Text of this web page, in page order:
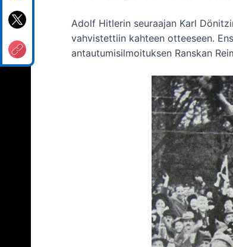
Adolf Hitlerin seuraajan Karl
vahvistettiin kahteen otteeseen.
antautumisilmoituksen Ranskan